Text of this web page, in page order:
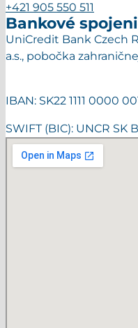
+421 905 550 511
Bankové
UniCredit Bank Czech
a.s., pobočka
IBAN: SK22 1111 0000
SWIFT (BIC): UNCR SK